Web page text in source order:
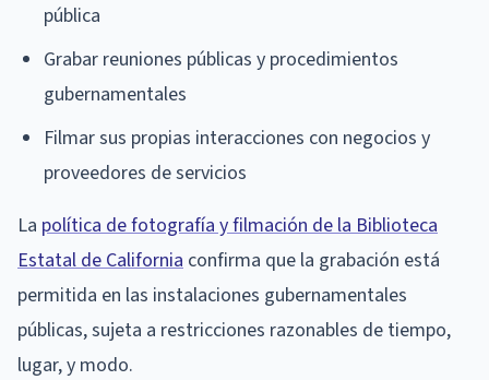
pública
Grabar reuniones públicas y procedimientos
gubernamentales
Filmar sus propias interacciones con negocios y
proveedores de servicios
La política de fotografía y filmación de la Biblioteca
Estatal de California confirma que la grabación está
permitida en las instalaciones gubernamentales
públicas, sujeta a restricciones razonables de tiempo,
lugar, y modo.